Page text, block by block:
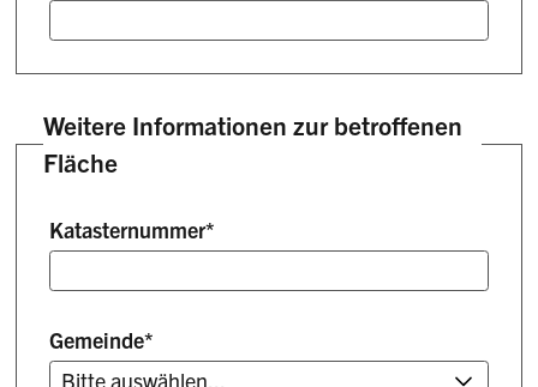
Weitere Informationen zur betroffenen
Fläche
Katasternummer*
Gemeinde*